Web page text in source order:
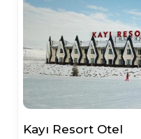
Kayı Resort Otel